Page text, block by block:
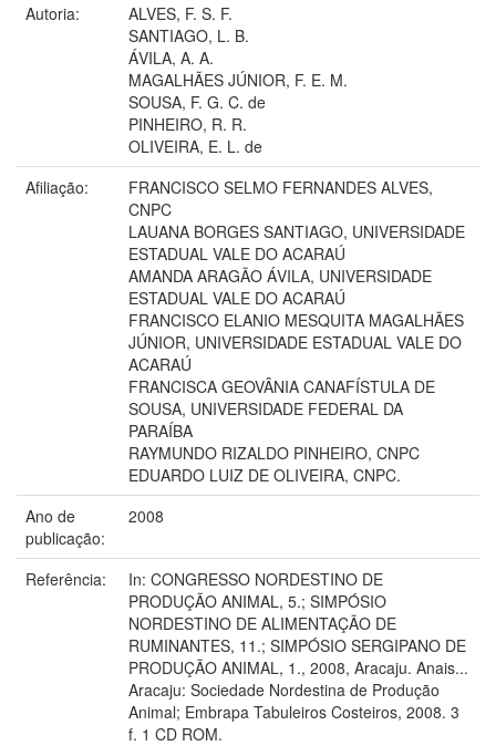
Autoria:
ALVES, F. S. F.
SANTIAGO, L. B.
ÁVILA, A. A.
MAGALHÃES JÚNIOR, F. E. M.
SOUSA, F. G. C. de
PINHEIRO, R. R.
OLIVEIRA, E. L. de
Afiliação:
FRANCISCO SELMO FERNANDES ALVES,
CNPC
LAUANA BORGES SANTIAGO, UNIVERSIDADE
ESTADUAL VALE DO ACARAÚ
AMANDA ARAGÃO ÁVILA, UNIVERSIDADE
ESTADUAL VALE DO ACARAÚ
FRANCISCO ELANIO MESQUITA MAGALHÃES
JÚNIOR, UNIVERSIDADE ESTADUAL VALE DO
ACARAÚ
FRANCISCA GEOVÂNIA CANAFÍSTULA DE
SOUSA, UNIVERSIDADE FEDERAL DA
PARAÍBA
RAYMUNDO RIZALDO PINHEIRO, CNPC
EDUARDO LUIZ DE OLIVEIRA, CNPC.
Ano de
publicação:
2008
Referência:
In: CONGRESSO NORDESTINO DE
PRODUÇÃO ANIMAL, 5.; SIMPÓSIO
NORDESTINO DE ALIMENTAÇÃO DE
RUMINANTES, 11.; SIMPÓSIO SERGIPANO DE
PRODUÇÃO ANIMAL, 1., 2008, Aracaju. Anais...
Aracaju: Sociedade Nordestina de Produção
Animal; Embrapa Tabuleiros Costeiros, 2008. 3
f. 1 CD ROM.